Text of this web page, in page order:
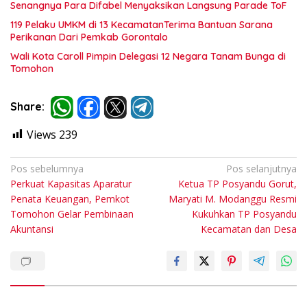
Senangnya Para Difabel Menyaksikan Langsung Parade ToF
119 Pelaku UMKM di 13 KecamatanTerima Bantuan Sarana
Perikanan Dari Pemkab Gorontalo
Wali Kota Caroll Pimpin Delegasi 12 Negara Tanam Bunga di
Tomohon
Share:
Views 239
Navigasi
pos
Pos sebelumnya
Perkuat Kapasitas Aparatur
Penata Keuangan, Pemkot
Tomohon Gelar Pembinaan
Akuntansi
Pos selanjutnya
Ketua TP Posyandu Gorut,
Maryati M. Modanggu Resmi
Kukuhkan TP Posyandu
Kecamatan dan Desa